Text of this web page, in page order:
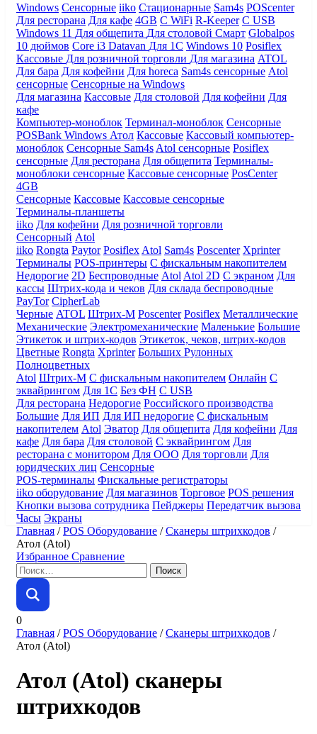
Windows Сенсорные iiko Стационарные Sam4s POScenter
Для ресторана Для кафе 4GB С WiFi R-Keeper С USB
Windows 11 Для общепита Для столовой Смарт Globalpos
10 дюймов Core i3 Datavan Для 1С Windows 10 Posiflex
Кассовые Для розничной торговли Для магазина ATOL
Для бара Для кофейни Для horeca Sam4s сенсорные Atol
сенсорные Сенсорные на Windows
Для магазина Кассовые Для столовой Для кофейни Для
кафе
Компьютер-моноблок Терминал-моноблок Сенсорные
POSBank Windows Атол Кассовые Кассовый компьютер-
моноблок Сенсорные Sam4s Atol сенсорные Posiflex
сенсорные Для ресторана Для общепита Терминалы-
моноблоки сенсорные Кассовые сенсорные PosCenter
4GB
Сенсорные Кассовые Кассовые сенсорные
Терминалы-планшеты
iiko Для кофейни Для розничной торговли
Сенсорный Atol
iiko Rongta Paytor Posiflex Atol Sam4s Poscenter Xprinter
Терминалы POS-принтеры С фискальным накопителем
Недорогие 2D Беспроводные Atol Atol 2D С экраном Для
кассы Штрих-кода и чеков Для склада беспроводные
PayTor CipherLab
Черные ATOL Штрих-М Poscenter Posiflex Металлические
Механические Электромеханические Маленькие Большие
Этикеток и штрих-кодов Этикеток, чеков, штрих-кодов
Цветные Rongta Xprinter Больших Рулонных
Полноцветных
Atol Штрих-М С фискальным накопителем Онлайн С
эквайрингом Для 1С Без ФН С USB
Для ресторана Недорогие Российского производства
Большие Для ИП Для ИП недорогие С фискальным
накопителем Atol Эватор Для общепита Для кофейни Для
кафе Для бара Для столовой С эквайрингом Для
ресторана с монитором Для ООО Для торговли Для
юридческих лиц Сенсорные
POS-терминалы Фискальные регистраторы
iiko оборудование Для магазинов Торговое POS решения
Кнопки вызова сотрудника Пейджеры Передатчик вызова
Часы Экраны
Главная /POS Оборудование /Сканеры штрихкодов /
Атол (Atol)
Избранное Сравнение
Найти:
0
Главная /POS Оборудование /Сканеры штрихкодов /
Атол (Atol)
Атол (Atol) сканеры
штрихкодов